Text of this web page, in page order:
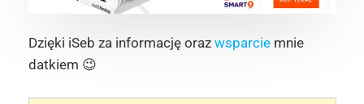
Dzięki iSeb za informację oraz wsparciemnie
datkiem 😉